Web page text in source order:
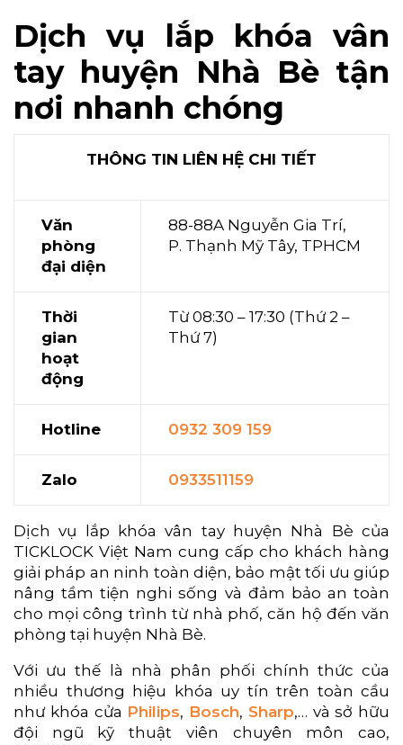
Dịch vụ lắp khóa vân
tay huyện Nhà Bè tận
nơi nhanh chóng
THÔNG TIN LIÊN HỆ CHI TIẾT
Văn
phòng
đại diện
88-88A Nguyễn Gia Trí,
P. Thạnh Mỹ Tây, TPHCM
Thời
gian
hoạt
động
Từ 08:30 – 17:30 (Thứ 2 –
Thứ 7)
Hotline 0932 309 159
Zalo 0933511159
Dịch vụ lắp khóa vân tay huyện Nhà Bè của
TICKLOCK Việt Nam cung cấp cho khách hàng
giải pháp an ninh toàn diện, bảo mật tối ưu giúp
nâng tầm tiện nghi sống và đảm bảo an toàn
cho mọi công trình từ nhà phố, căn hộ đến văn
phòng tại huyện Nhà Bè.
Với ưu thế là nhà phân phối chính thức của
nhiều thương hiệu khóa uy tín trên toàn cầu
như khóa cửa Philips, Bosch, Sharp,… và sở hữu
đội ngũ kỹ thuật viên chuyên môn cao,